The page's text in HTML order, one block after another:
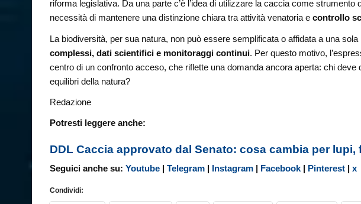
riforma legislativa. Da una parte c’è l’idea di utilizzare la caccia come strumento
necessità di mantenere una distinzione chiara tra attività venatoria econtrollo
La biodiversità, per sua natura, non può essere semplificata o affidata a una
complessi, dati scientifici e monitoraggi continui. Per questo motivo,
centro di un confronto acceso, che riflette una domanda ancora aperta: chi
equilibri della natura?
Redazione
Potresti leggere anche:
DDL Caccia approvato dal Senato: cosa cambia per
Seguici anche su:Youtube |Telegram Instagram Facebook| Pinterest |x
Condividi: